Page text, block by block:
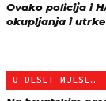
Ovako policija i
okupljanja i
U DESET MJESECI 2017.